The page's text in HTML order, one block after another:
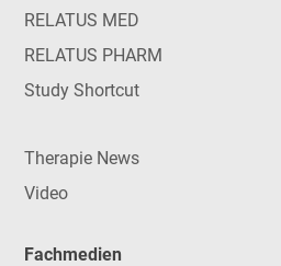
RELATUS MED
RELATUS PHARM
Study Shortcut
Therapie News
Video
Fachmedien